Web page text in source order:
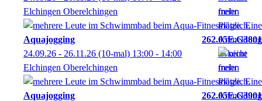
Elchingen Oberelchingen
Aquajogging
262.05E.G3801
24.09.26 - 26.11.26 (10-mal) 13:00 - 14:00
Elchingen Oberelchingen
Aquajogging
262.05E.G3901